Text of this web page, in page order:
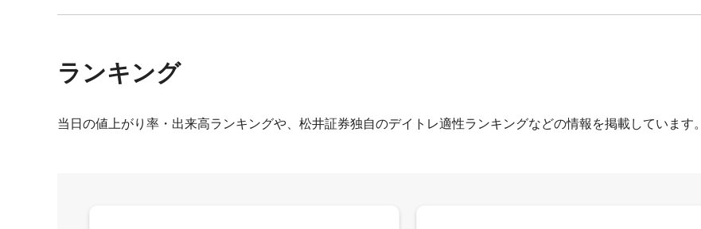
ランキング
当日の値上がり率・出来高ランキングや、松井証券独自のデイトレ適性ランキングなどの情報を掲載しています。